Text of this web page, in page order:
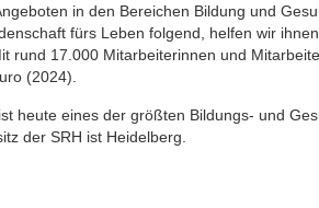
in den Bereichen Bildung und
fürs Leben folgend, helfen wir
rund 17.000 Mitarbeiterinnen und
(2024).
heute eines der größten Bildungs- und
der SRH ist Heidelberg.